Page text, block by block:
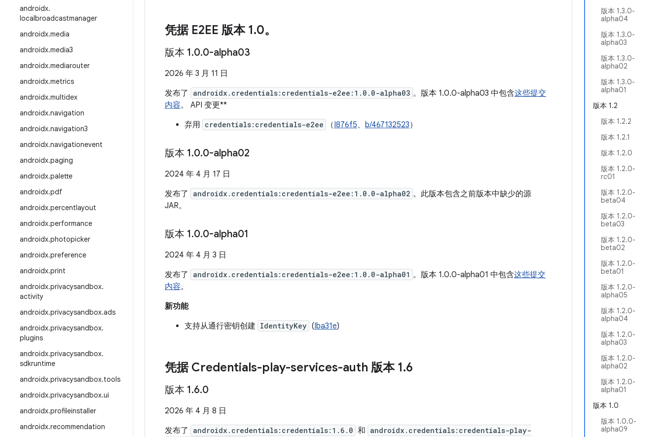
androidx.
localbroadcastmanager
androidx.media
androidx.media3
androidx.mediarouter
androidx.metrics
androidx.multidex
androidx.navigation
androidx.navigation3
androidx.navigationevent
androidx.paging
androidx.palette
androidx.pdf
androidx.percentlayout
androidx.performance
androidx.photopicker
androidx.preference
androidx.print
androidx.privacysandbox.
activity
androidx.privacysandbox.ads
androidx.privacysandbox.
plugins
androidx.privacysandbox.
sdkruntime
androidx.privacysandbox.tools
androidx.privacysandbox.ui
androidx.profileinstaller
androidx.recommendation
版本 1.3.0-
alpha04
版本 1.3.0-
alpha03
版本 1.3.0-
alpha02
版本 1.3.0-
alpha01
版本 1.2
版本 1.2.2
版本 1.2.1
版本 1.2.0
版本 1.2.0-
rc01
版本 1.2.0-
beta04
版本 1.2.0-
beta03
版本 1.2.0-
beta02
版本 1.2.0-
beta01
版本 1.2.0-
alpha05
版本 1.2.0-
alpha04
版本 1.2.0-
alpha03
版本 1.2.0-
alpha02
版本 1.2.0-
alpha01
版本 1.0
版本 1.0.0-
alpha09
凭据 E2EE 版本 1.0。
版本 1.0.0-alpha03
2026 年 3 月 11 日
发布了
androidx.credentials:credentials-e2ee:1.0.0-alpha03 。版本 1.0.0-alpha03 中包含这些提交
内容。 API 变更**
弃用 credentials:credentials-e2ee （I876f5、 b/467132523）
版本 1.0.0-alpha02
2024 年 4 月 17 日
发布了
androidx.credentials:credentials-e2ee:1.0.0-alpha02 。此版本包含之前版本中缺少的源
JAR。
版本 1.0.0-alpha01
2024 年 4 月 3 日
发布了
androidx.credentials:credentials-e2ee:1.0.0-alpha01 。版本 1.0.0-alpha01 中包含这些提交
内容。
新功能
支持从通行密钥创建 IdentityKey (Iba31e)
凭据 Credentials-play-services-auth 版本 1.6
版本 1.6.0
2026 年 4 月 8 日
发布了
androidx.credentials:credentials:1.6.0 和 androidx.credentials:credentials-play-